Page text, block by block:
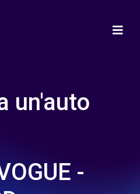
un'auto
-